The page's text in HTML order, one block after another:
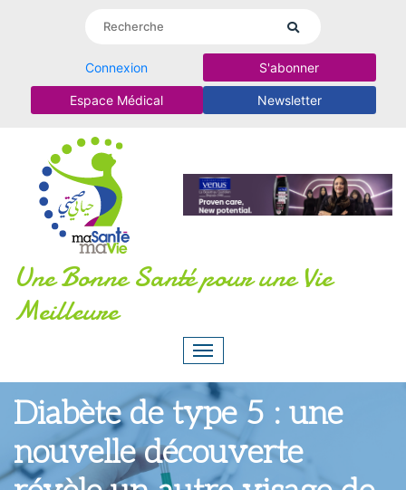
Connexion S'abonner
Espace Médical Newsletter
Une Bonne Santé pour une Vie
Meilleure
Diabète de type 5 : une
nouvelle découverte